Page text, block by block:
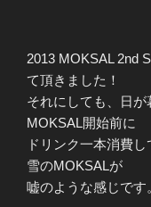
2013 MOKSAL 2nd
て頂きました！
それにしても、日が
MOKSAL開始前に
ドリンク一本消費
雪のMOKSALが
嘘のような感じです